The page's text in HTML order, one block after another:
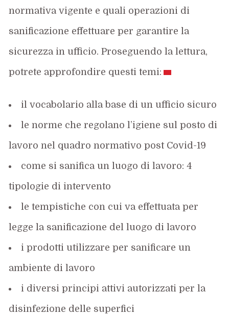
normativa vigente e quali operazioni di
sanificazione effettuare per garantire la
sicurezza in ufficio. Proseguendo la lettura,
potrete approfondire questi temi:
il vocabolario alla base di un ufficio sicuro
le norme che regolano l’igiene sul posto di
lavoro nel quadro normativo post Covid-19
come si sanifica un luogo di lavoro: 4
tipologie di intervento
le tempistiche con cui va effettuata per
legge la sanificazione del luogo di lavoro
i prodotti utilizzare per sanificare un
ambiente di lavoro
i diversi principi attivi autorizzati per la
disinfezione delle superfici